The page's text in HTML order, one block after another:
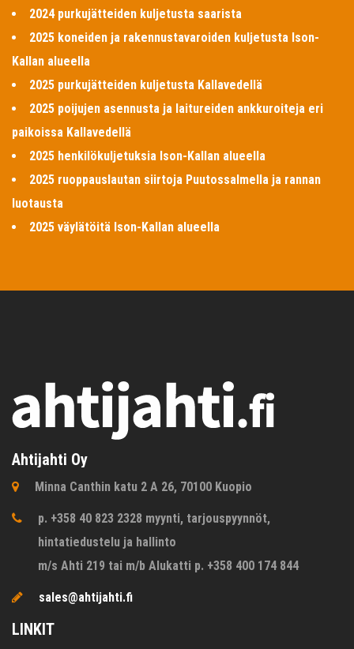
2024 purkujätteiden kuljetusta saarista
2025 koneiden ja rakennustavaroiden kuljetusta Ison-
Kallan alueella
2025 purkujätteiden kuljetusta Kallavedellä
2025 poijujen asennusta ja laitureiden ankkuroiteja eri
paikoissa Kallavedellä
2025 henkilökuljetuksia Ison-Kallan alueella
2025 ruoppauslautan siirtoja Puutossalmella ja rannan
luotausta
2025 väylätöitä Ison-Kallan alueella
Ahtijahti Oy
Minna Canthin katu 2 A 26, 70100 Kuopio
p. +358 40 823 2328 myynti, tarjouspyynnöt,
hintatiedustelu ja hallinto
m/s Ahti 219 tai m/b Alukatti p. +358 400 174 844
sales@ahtijahti.fi
LINKIT